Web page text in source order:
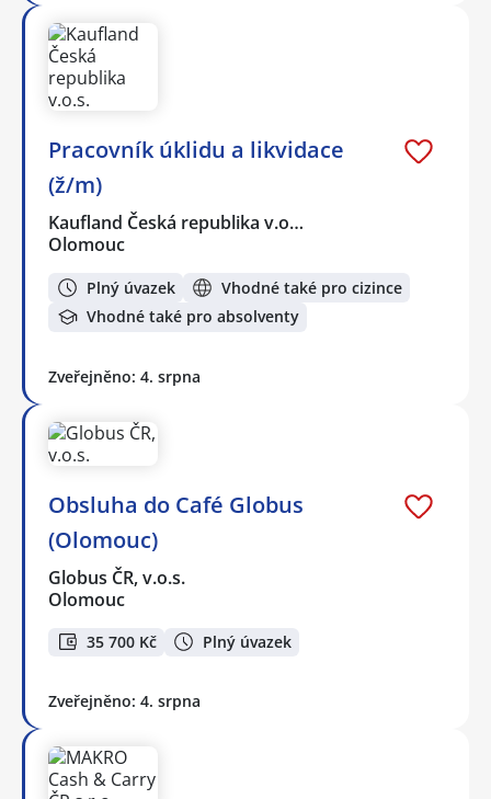
Pracovník úklidu a likvidace
(ž/m)
Kaufland Česká republika v.o…
Olomouc
Plný úvazek
Vhodné také pro cizince
Vhodné také pro absolventy
Zveřejněno: 4. srpna
Obsluha do Café Globus
(Olomouc)
Globus ČR, v.o.s.
Olomouc
35 700 Kč Plný úvazek
Zveřejněno: 4. srpna